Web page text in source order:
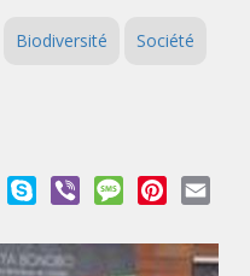
Biodiversité Société
WhatsApp
Skype Viber MessagePinterest